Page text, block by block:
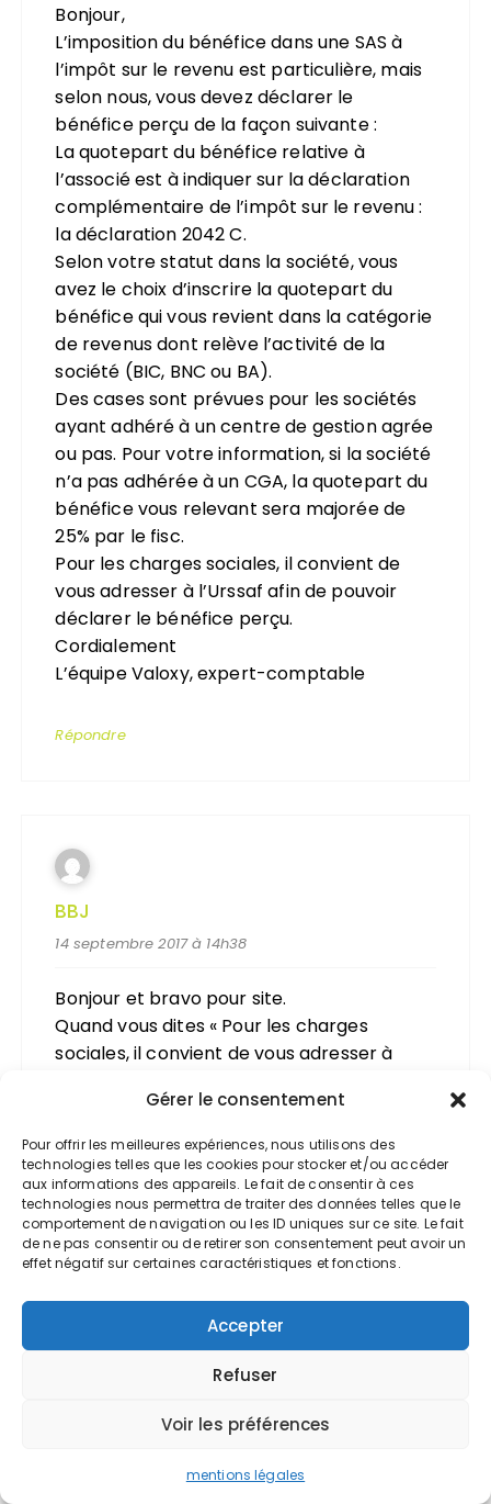
Gérer le consentement
Pour offrir les meilleures expériences, nous utilisons des
technologies telles que les cookies pour stocker et/ou accéder
aux informations des appareils. Le fait de consentir à ces
technologies nous permettra de traiter des données telles que le
comportement de navigation ou les ID uniques sur ce site. Le fait
de ne pas consentir ou de retirer son consentement peut avoir un
effet négatif sur certaines caractéristiques et fonctions.
Accepter
Refuser
Voir les préférences
mentions légales
Bonjour,
L’imposition du bénéfice dans une SAS à
l’impôt sur le revenu est particulière, mais
selon nous, vous devez déclarer le
bénéfice perçu de la façon suivante :
La quotepart du bénéfice relative à
l’associé est à indiquer sur la déclaration
complémentaire de l’impôt sur le revenu :
la déclaration 2042 C.
Selon votre statut dans la société, vous
avez le choix d’inscrire la quotepart du
bénéfice qui vous revient dans la catégorie
de revenus dont relève l’activité de la
société (BIC, BNC ou BA).
Des cases sont prévues pour les sociétés
ayant adhéré à un centre de gestion agrée
ou pas. Pour votre information, si la société
n’a pas adhérée à un CGA, la quotepart du
bénéfice vous relevant sera majorée de
25% par le fisc.
Pour les charges sociales, il convient de
vous adresser à l’Urssaf afin de pouvoir
déclarer le bénéfice perçu.
Cordialement
L’équipe Valoxy, expert-comptable
Répondre
BBJ
14 septembre 2017 à 14h38
Bonjour et bravo pour site.
Quand vous dites « Pour les charges
sociales, il convient de vous adresser à
bénéfice perçu », cela signifie-t-il qu’il y a
des cotisations Urssaf à payer ? En clair de
chez clair, la SASU à l’IR avec affiliation à un
CGA ne coûte aucune cotisation à
l’entreprise ? Et le Président, unique
personne dans la société (sasu donc), ne
paye que les 8% de CSG et son IR ? Rien de
plus ?